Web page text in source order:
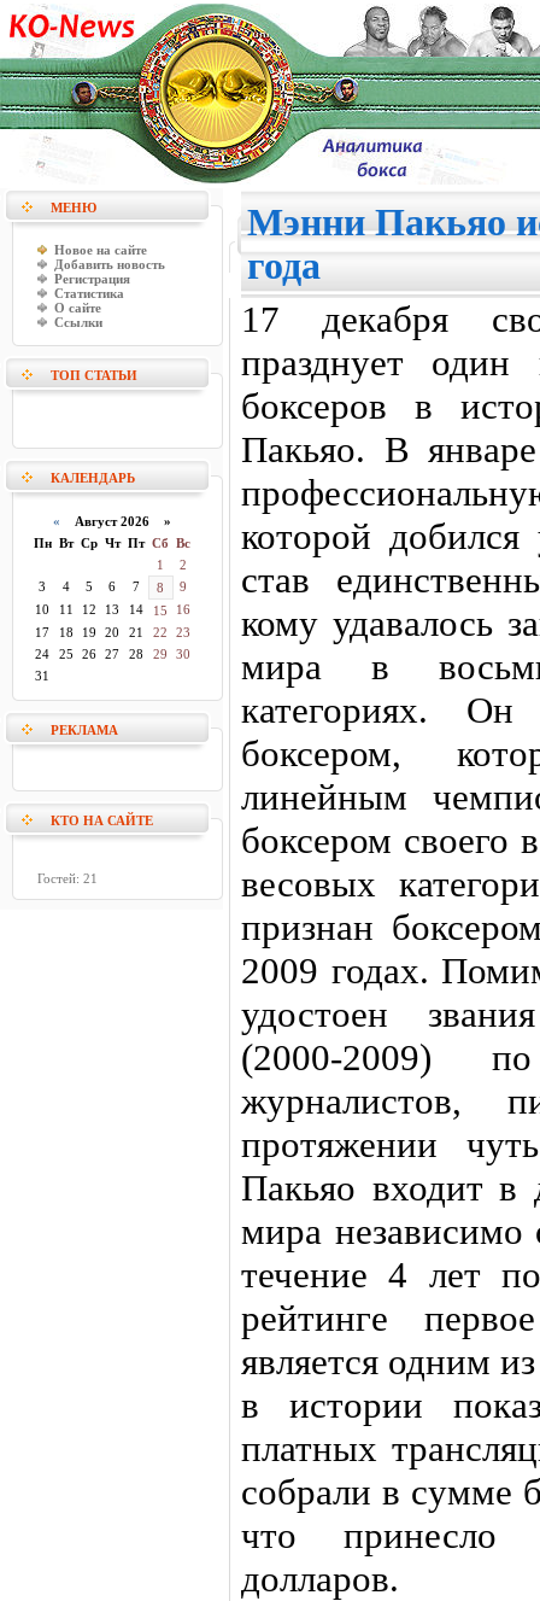
МЕНЮ
Новое на сайте
Добавить новость
Регистрация
Статистика
О сайте
Ссылки
ТОП СТАТЬИ
КАЛЕНДАРЬ
« Август 2026 »
Пн Вт Ср Чт Пт Сб Вс
1
2
3
4 5 6 7 8
9
10
11 12 13 14 15
16
17
18 19 20 21 22
23
24
25 26 27 28 29
30
31
РЕКЛАМА
КТО НА САЙТЕ
Гостей: 21
Мэнни Пакьяо
года
17 декабря
празднует
боксеров в
Пакьяо. В
которой добился
став
кому удавалось
мира в
категориях. Он
боксером,
линейным
боксером своего
весовых
признан
2009 годах.
удостоен
(2000-2009)
протяжении
Пакьяо входит в
мира независимо
течение 4 лет
рейтинге
является одним
в истории
платных
собрали в сумме
что принесло
долларов.